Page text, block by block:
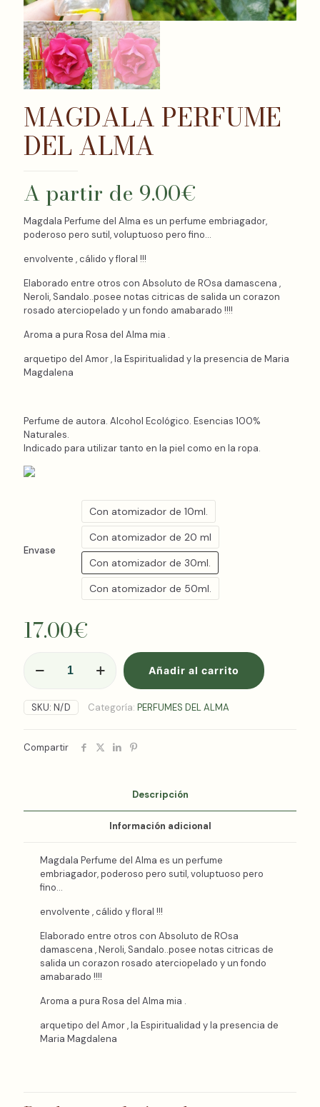
MAGDALA PERFUME
DEL ALMA
A partir de 9.00€
Magdala Perfume del Alma es un perfume embriagador,
poderoso pero sutil, voluptuoso pero fino…
envolvente , cálido y floral !!!
Elaborado entre otros con Absoluto de ROsa damascena ,
Neroli, Sandalo..posee notas citricas de salida un corazon
rosado aterciopelado y un fondo amabarado !!!!
Aroma a pura Rosa del Alma mia .
arquetipo del Amor , la Espiritualidad y la presencia de Maria
Magdalena
Perfume de autora. Alcohol Ecológico. Esencias 100%
Naturales.
Indicado para utilizar tanto en la piel como en la ropa.
Envase
Con atomizador de 10ml.
Con atomizador de 20 ml
Con atomizador de 30ml.
Con atomizador de 50ml.
17.00€
PERFUME
ALMA
cantidad
Añadir al carrito
SKU: N/D Categoría: PERFUMES DEL ALMA
Compartir
Descripción
Información adicional
Magdala Perfume del Alma es un perfume
embriagador, poderoso pero sutil, voluptuoso pero
fino…
envolvente , cálido y floral !!!
Elaborado entre otros con Absoluto de ROsa
damascena , Neroli, Sandalo..posee notas citricas de
salida un corazon rosado aterciopelado y un fondo
amabarado !!!!
Aroma a pura Rosa del Alma mia .
arquetipo del Amor , la Espiritualidad y la presencia de
Maria Magdalena